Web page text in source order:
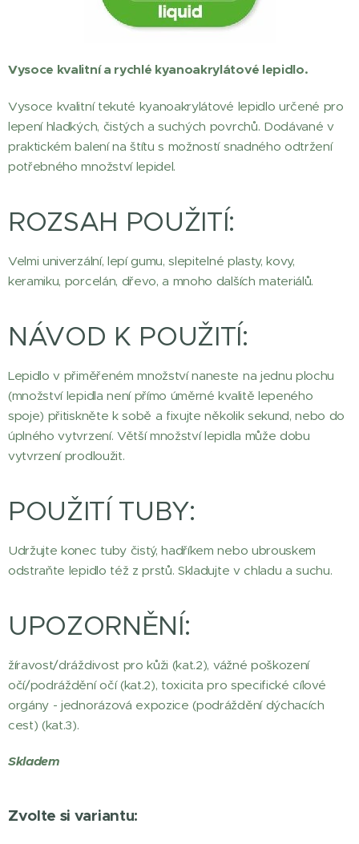
Vysoce kvalitní a rychlé kyanoakrylátové lepidlo.
Vysoce kvalitní tekuté kyanoakrylátové lepidlo určené pro
lepení hladkých, čistých a suchých povrchů. Dodávané v
praktickém balení na štítu s možností snadného odtržení
potřebného množství lepidel.
ROZSAH POUŽITÍ:
Velmi univerzální, lepí gumu, slepitelné plasty, kovy,
keramiku, porcelán, dřevo, a mnoho dalších materiálů.
NÁVOD K POUŽITÍ:
Lepidlo v přiměřeném množství naneste na jednu plochu
(množství lepidla není přímo úměrné kvalitě lepeného
spoje) přitiskněte k sobě a fixujte několik sekund, nebo do
úplného vytvrzení. Větší množství lepidla může dobu
vytvrzení prodloužit.
POUŽITÍ TUBY:
Udržujte konec tuby čistý, hadříkem nebo ubrouskem
odstraňte lepidlo též z prstů. Skladujte v chladu a suchu.
UPOZORNĚNÍ:
žíravost/dráždivost pro kůži (kat.2), vážné poškození
očí/podráždění očí (kat.2), toxicita pro specifické cílové
orgány - jednorázová expozice (podráždění dýchacích
cest) (kat.3).
Skladem
Zvolte si variantu: